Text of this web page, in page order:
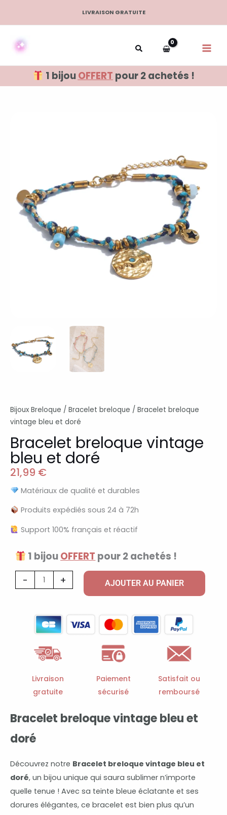
LIVRAISON GRATUITE
1 bijouOFFERT pour 2 achetés !
Bijoux Breloque / Bracelet breloque / Bracelet breloque
vintage bleu et doré
Bracelet breloque vintage
bleu et doré
21,99 €
Matériaux de qualité et durables
Produits expédiés sous 24 à 72h
Support 100% français et réactif
1 bijouOFFERT pour 2 achetés !
-
quantité
de
breloque
vintage
+ AJOUTER AU PANIER
Livraison
gratuite
Paiement
sécurisé
Satisfait ou
remboursé
Bracelet breloque vintage bleu et
doré
Découvrez notre Bracelet breloque vintage bleu et
doré, un bijou unique qui saura sublimer n’importe
quelle tenue ! Avec sa teinte bleue éclatante et ses
dorures élégantes, ce bracelet est bien plus qu’un